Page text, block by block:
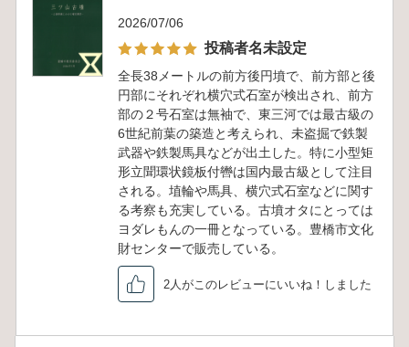
2026/07/06
投稿者名未設定
全長38メートルの前方後円墳で、前方部と後
円部にそれぞれ横穴式石室が検出され、前方
部の２号石室は無袖で、東三河では最古級の
6世紀前葉の築造と考えられ、未盗掘で鉄製
武器や鉄製馬具などが出土した。特に小型矩
形立聞環状鏡板付轡は国内最古級として注目
される。埴輪や馬具、横穴式石室などに関す
る考察も充実している。古墳オタにとっては
ヨダレもんの一冊となっている。豊橋市文化
財センターで販売している。
2人がこのレビューにいいね！しました